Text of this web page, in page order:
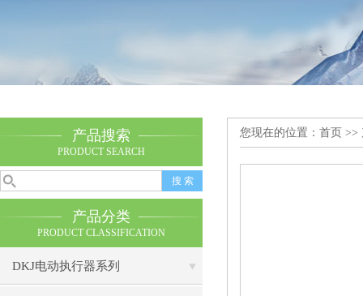
产品搜索
PRODUCT SEARCH
产品分类
PRODUCT CLASSIFICATION
DKJ电动执行器系列
您现在的位置： 首页 >>